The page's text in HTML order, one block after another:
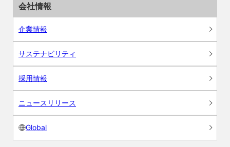
会社情報
企業情報
サステナビリティ
採用情報
ニュースリリース
Global